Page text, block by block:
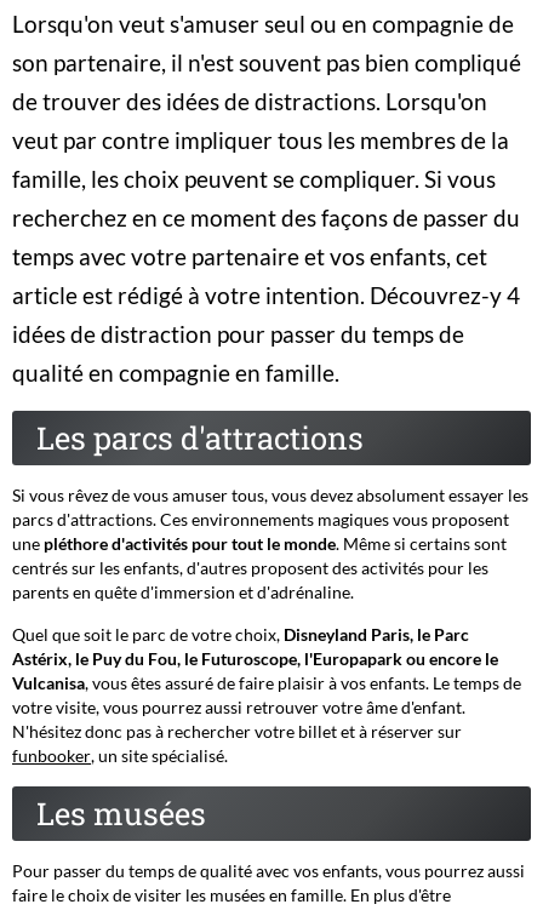
Lorsqu'on veut s'amuser seul ou en compagnie de
son partenaire, il n'est souvent pas bien compliqué
de trouver des idées de distractions. Lorsqu'on
veut par contre impliquer tous les membres de la
famille, les choix peuvent se compliquer. Si vous
recherchez en ce moment des façons de passer du
temps avec votre partenaire et vos enfants, cet
article est rédigé à votre intention. Découvrez-y 4
idées de distraction pour passer du temps de
qualité en compagnie en famille.
Les parcs d'attractions
Si vous rêvez de vous amuser tous, vous devez absolument essayer les
parcs d'attractions. Ces environnements magiques vous proposent
une pléthore d'activités pour tout le monde. Même si certains sont
centrés sur les enfants, d'autres proposent des activités pour les
parents en quête d'immersion et d'adrénaline.
Quel que soit le parc de votre choix, Disneyland Paris, le Parc
Astérix, le Puy du Fou, le Futuroscope, l'Europapark ou encore le
Vulcanisa, vous êtes assuré de faire plaisir à vos enfants. Le temps de
votre visite, vous pourrez aussi retrouver votre âme d'enfant.
N'hésitez donc pas à rechercher votre billet et à réserver sur
funbooker, un site spécialisé.
Les musées
Pour passer du temps de qualité avec vos enfants, vous pourrez aussi
faire le choix de visiter les musées en famille. En plus d'être